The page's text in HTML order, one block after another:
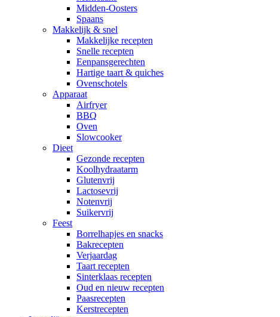
Midden-Oosters
Spaans
Makkelijk & snel
Makkelijke recepten
Snelle recepten
Eenpansgerechten
Hartige taart & quiches
Ovenschotels
Apparaat
Airfryer
BBQ
Oven
Slowcooker
Dieet
Gezonde recepten
Koolhydraatarm
Glutenvrij
Lactosevrij
Notenvrij
Suikervrij
Feest
Borrelhapjes en snacks
Bakrecepten
Verjaardag
Taart recepten
Sinterklaas recepten
Oud en nieuw recepten
Paasrecepten
Kerstrecepten